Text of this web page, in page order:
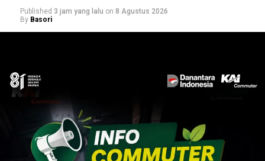
Published 3 jam yang lalu on 8 Agustus 2026
By Basori